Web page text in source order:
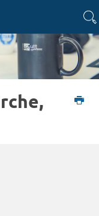
sur le campus UTT